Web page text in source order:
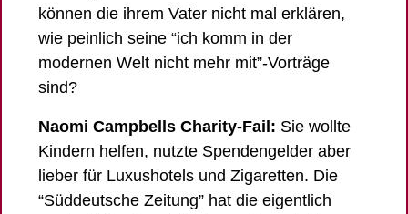
können die ihrem Vater nicht mal erklären,
wie peinlich seine “ich komm in der
modernen Welt nicht mehr mit”-Vorträge
sind?
Naomi Campbells Charity-Fail: Sie wollte
Kindern helfen, nutzte Spendengelder aber
lieber für Luxushotels und Zigaretten. Die
“Süddeutsche Zeitung” hat die eigentlich